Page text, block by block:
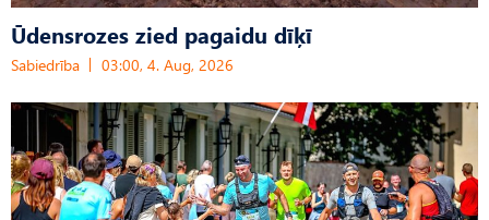
Ūdensrozes zied pagaidu dīķī
Sabiedrība 03:00, 4. Aug, 2026